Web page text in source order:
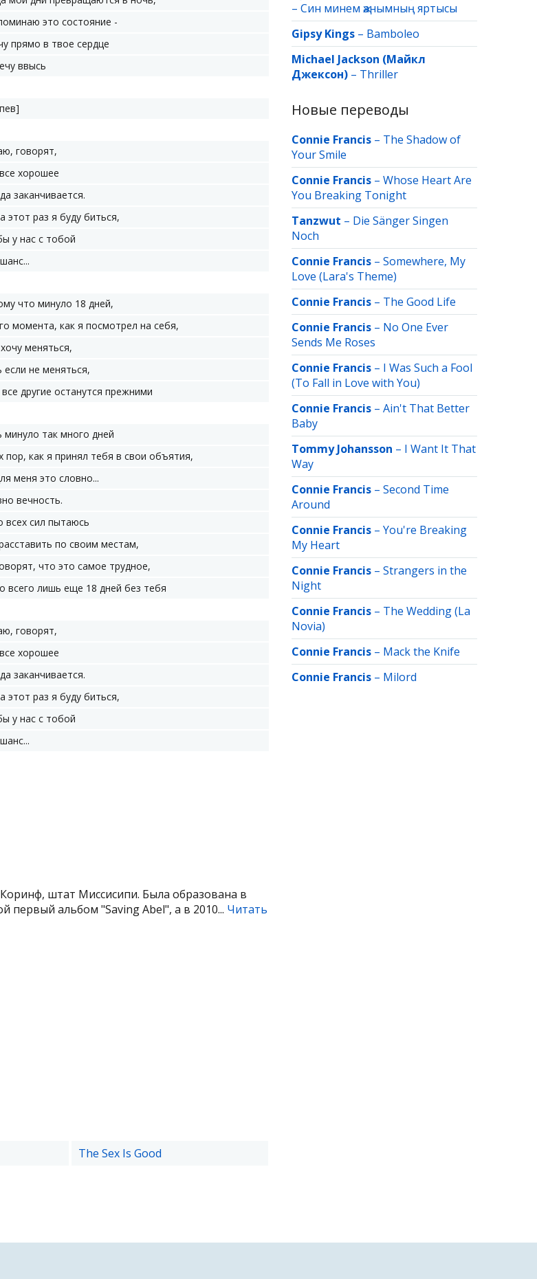
это состояние -
прямо в твое сердце
ввысь
говорят,
хорошее
заканчивается.
этот раз я буду биться,
у нас с тобой
что минуло 18 дней,
момента, как я посмотрел на себя,
меняться,
если не меняться,
другие останутся прежними
минуло так много дней
пор, как я принял тебя в свои объятия,
меня это словно...
вечность.
всех сил пытаюсь
по своим местам,
что это самое трудное,
всего лишь еще 18 дней без тебя
говорят,
хорошее
заканчивается.
этот раз я буду биться,
у нас с тобой
штат Миссисипи. Была образована в
первый альбом "Saving Abel", а в 2010... Читать
The Sex Is Good
– Син минем җанымның яртысы
Gipsy Kings – Bamboleo
Michael Jackson (Майкл
Джексон) – Thriller
Новые переводы
Connie Francis – The Shadow of
Your Smile
Connie Francis – Whose Heart Are
You Breaking Tonight
Tanzwut – Die Sänger Singen
Noch
Connie Francis – Somewhere, My
Love (Lara's Theme)
Connie Francis – The Good Life
Connie Francis – No One Ever
Sends Me Roses
Connie Francis – I Was Such a Fool
(To Fall in Love with You)
Connie Francis – Ain't That Better
Baby
Tommy Johansson – I Want It That
Way
Connie Francis – Second Time
Around
Connie Francis – You're Breaking
My Heart
Connie Francis – Strangers in the
Night
Connie Francis – The Wedding (La
Novia)
Connie Francis – Mack the Knife
Connie Francis – Milord